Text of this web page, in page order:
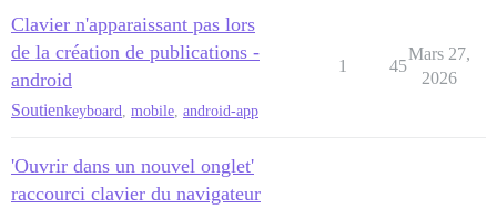
Clavier n'apparaissant pas lors
de la création de publications -
android
Soutienkeyboard mobile android-app
1 45
Mars 27,
2026
'Ouvrir dans un nouvel onglet'
raccourci clavier du navigateur